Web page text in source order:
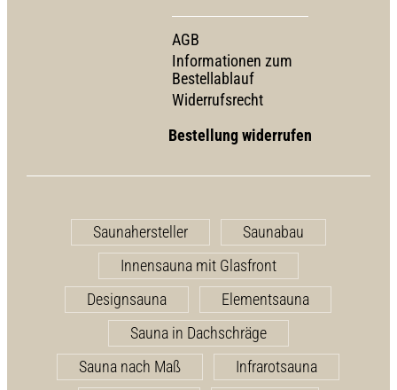
AGB
Informationen zum
Bestellablauf
Widerrufsrecht
Bestellung widerrufen
Saunahersteller
Saunabau
Innensauna mit Glasfront
Designsauna
Elementsauna
Sauna in Dachschräge
Sauna nach Maß
Infrarotsauna